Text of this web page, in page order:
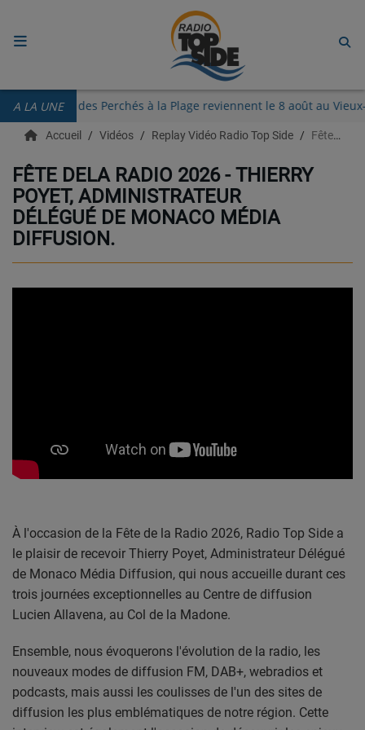
A LA UNE
Les Guinguettes des Perchés à la Plage reviennent le 8 août au
RADIO
ECOUTER
RECHERCHE DE TITRES
TÉLÉCHARGER L'APPLICATION.
EMISSIONS
INFO
EVÉNEMENTS
CIRCULATION EN TEMPS RÉEL
HIGH-TECH
SPORT
SANTÉ
Accueil Vidéos Replay Vidéo Radio Top Side Fête dela radio 2026 - Thierry Poyet, Administrateur Délégué de Monaco Média Diffusion.
FÊTE DELA RADIO 2026 - THIERRY
POYET, ADMINISTRATEUR
DÉLÉGUÉ DE MONACO MÉDIA
DIFFUSION.
À l'occasion de la Fête de la Radio 2026, Radio Top Side a
le plaisir de recevoir Thierry Poyet, Administrateur Délégué
de Monaco Média Diffusion, qui nous accueille durant ces
trois journées exceptionnelles au Centre de diffusion
Lucien Allavena, au Col de la Madone.
Ensemble, nous évoquerons l'évolution de la radio, les
nouveaux modes de diffusion FM, DAB+, webradios et
podcasts, mais aussi les coulisses de l'un des sites de
diffusion les plus emblématiques de notre région. Cette